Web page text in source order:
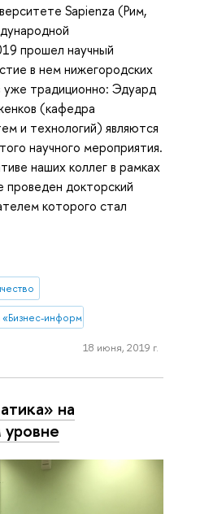
Sapienza (Рим,
прошел научный
в нем нижегородских
традиционно: Эдуард
(кафедра
и технологий) являются
научного мероприятия.
наших коллег в рамках
докторский
которого стал
«Бизнес-информатика» (Нижний
18 июня, 2019 г.
на